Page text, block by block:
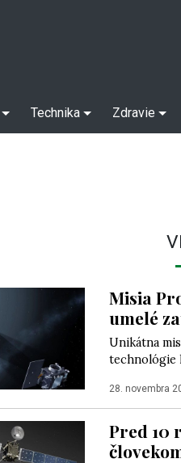
Technika Zdravie
Misia
umelé
Unikátna
technológie
28. novembra
Pred 10